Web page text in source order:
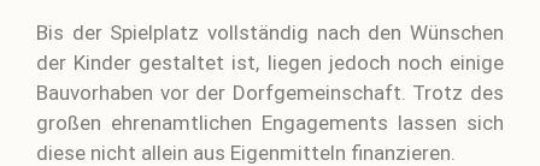
Bis der Spielplatz vollständig nach den Wünschen
der Kinder gestaltet ist, liegen jedoch noch einige
Bauvorhaben vor der Dorfgemeinschaft. Trotz des
großen ehrenamtlichen Engagements lassen sich
diese nicht allein aus Eigenmitteln finanzieren.